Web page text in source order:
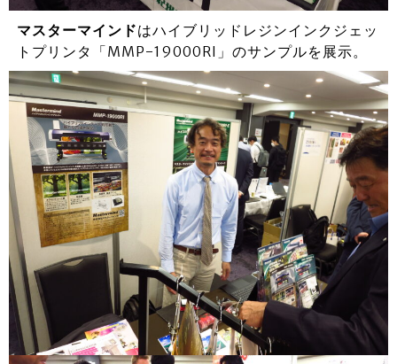
マスターマインドはハイブリッドレジンインクジェッ
トプリンタ「MMP-19000RI」のサンプルを展示。